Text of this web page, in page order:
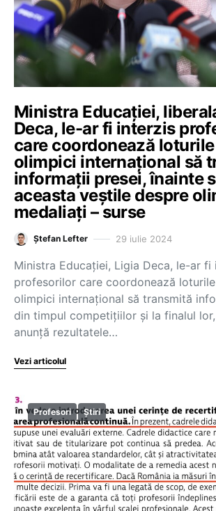
Ministra Educației,
Deca, le-ar fi interzis
care coordonează
olimpici internațional să
informații presei, înainte
aceasta veștile despre
medaliați – surse
Ștefan Lefter 29 iulie 2024
Ministra Educației, Ligia Deca, le-ar fi
profesorilor care coordonează
olimpici internațional să transmită
din timpul competițiilor și la finalul
anunță rezultatele…
Vezi articolul
Profesori Știri